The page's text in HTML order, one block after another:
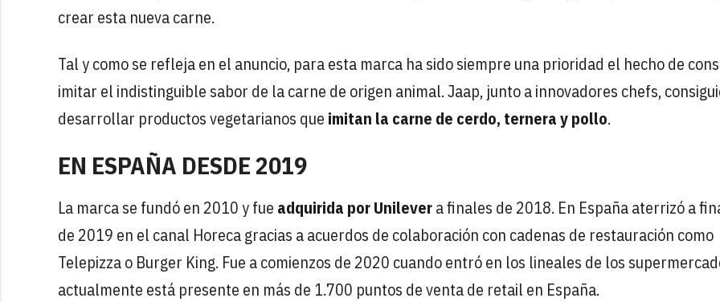
crear esta nueva carne.
Tal y como se refleja en el anuncio, para esta marca ha sido siempre una prioridad el hecho de
imitar el indistinguible sabor de la carne de origen animal. Jaap, junto a innovadores chefs,
desarrollar productos vegetarianos que imitan la carne de cerdo, ternera y pollo.
EN ESPAÑA DESDE 2019
La marca se fundó en 2010 y fue adquirida por Unilevera finales de 2018. En España aterrizó a
de 2019 en el canal Horeca gracias a acuerdos de colaboración con cadenas de restauración como
Telepizza o Burger King. Fue a comienzos de 2020 cuando entró en los lineales de los
actualmente está presente en más de 1.700 puntos de venta de retail en España.